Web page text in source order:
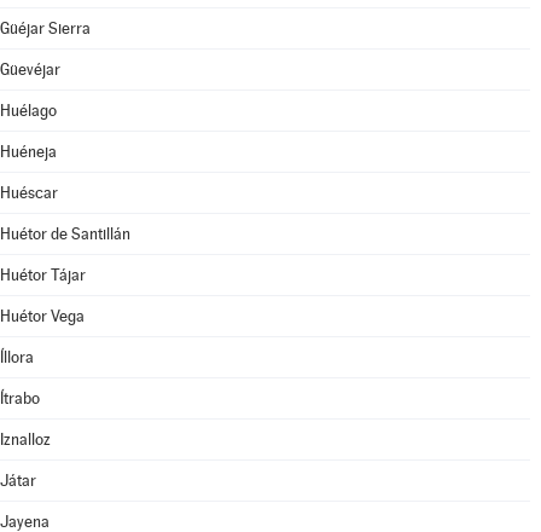
Güéjar Sierra
Güevéjar
Huélago
Huéneja
Huéscar
Huétor de Santillán
Huétor Tájar
Huétor Vega
Íllora
Ítrabo
Iznalloz
Játar
Jayena